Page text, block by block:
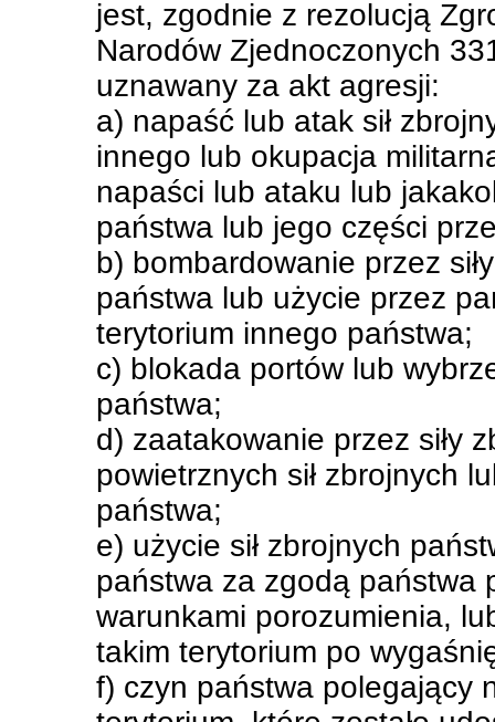
jest, zgodnie z rezolucją
Narodów Zjednoczonych
uznawany za akt agresji:
a) napaść lub atak sił
innego lub okupacja
napaści lub ataku lub
państwa lub jego części
b) bombardowanie przez
państwa lub użycie przez
terytorium innego państwa;
c) blokada portów lub
państwa;
d) zaatakowanie przez siły
powietrznych sił zbrojnych
państwa;
e) użycie sił zbrojnych
państwa za zgodą państwa
warunkami porozumienia,
takim terytorium po
f) czyn państwa polegający